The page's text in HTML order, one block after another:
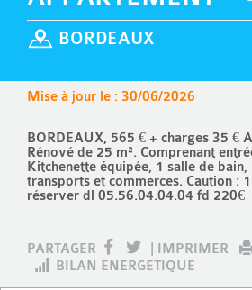
BORDEAUX
Mise à jour le : 30/06/2026
BORDEAUX, 565 € + charges 35 €
Rénové de 25 m². Comprenant
Kitchenette équipée, 1 salle de
transports et commerces. Caution :
réserver dl 05.56.04.04.04 fd 220€
PARTAGER IMPRIMER
BILAN ENERGETIQUE